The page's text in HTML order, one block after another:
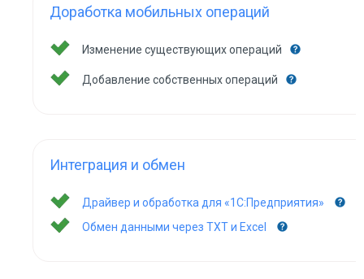
Доработка мобильных операций
Изменение существующих операций
Добавление собственных операций
Интеграция и обмен
Драйвер и обработка для «1С:Предприятия»
Обмен данными через TXT и Excel